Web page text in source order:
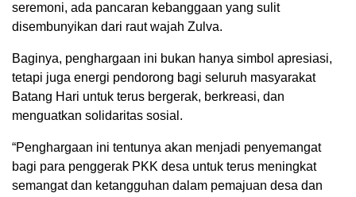
seremoni, ada pancaran kebanggaan yang sulit
disembunyikan dari raut wajah Zulva.
Baginya, penghargaan ini bukan hanya simbol apresiasi,
tetapi juga energi pendorong bagi seluruh masyarakat
Batang Hari untuk terus bergerak, berkreasi, dan
menguatkan solidaritas sosial.
“Penghargaan ini tentunya akan menjadi penyemangat
bagi para penggerak PKK desa untuk terus meningkat
semangat dan ketangguhan dalam pemajuan desa dan